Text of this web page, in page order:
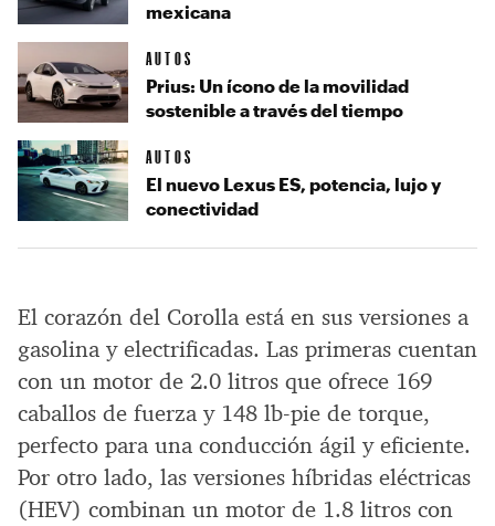
El corazón del Corolla está en sus versiones a
gasolina y electrificadas. Las primeras cuentan
con un motor de 2.0 litros que ofrece 169
caballos de fuerza y 148 lb-pie de torque,
perfecto para una conducción ágil y eficiente.
Por otro lado, las versiones híbridas eléctricas
(HEV) combinan un motor de 1.8 litros con
mexicana
AUTOS
Prius: Un ícono de la movilidad
sostenible a través del tiempo
AUTOS
El nuevo Lexus ES, potencia, lujo y
conectividad